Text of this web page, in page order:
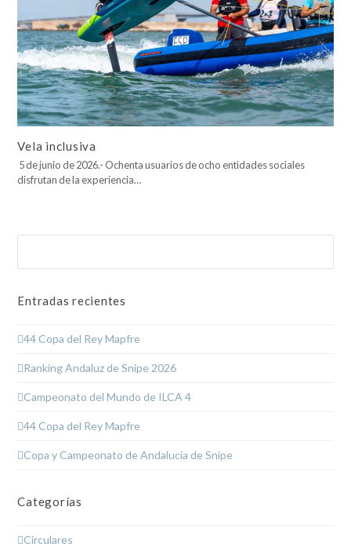
Vela inclusiva
5 de junio de 2026.- Ochenta usuarios de ocho entidades sociales
disfrutan de la experiencia…
Entradas recientes
44 Copa del Rey Mapfre
Ranking Andaluz de Snipe 2026
Campeonato del Mundo de ILCA 4
44 Copa del Rey Mapfre
Copa y Campeonato de Andalucía de Snipe
Categorías
Circulares